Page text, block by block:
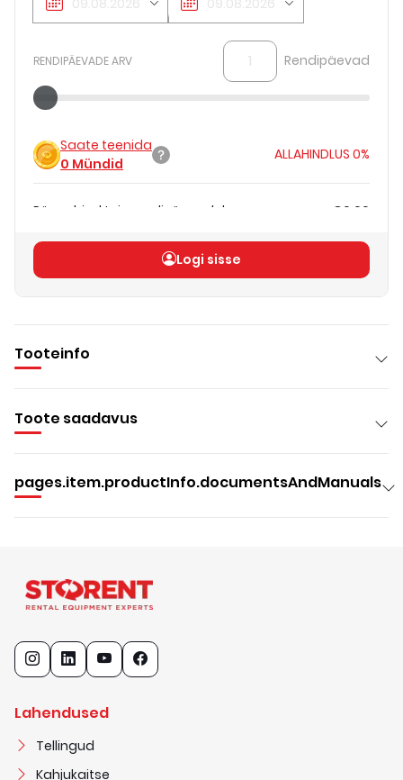
RENDIPÄEVADE ARV Rendipäevad
Saate teenida
0 Mündid
ALLAHINDLUS 0%
Päevahind teie rendipäevadele €0.00
ilma KM-ta)Logi sisse
Tooteinfo
Toote saadavus
pages.item.productInfo.documentsAndManuals
Lahendused
Tellingud
Kahjukaitse